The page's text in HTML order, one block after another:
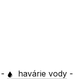
- havárie vody -